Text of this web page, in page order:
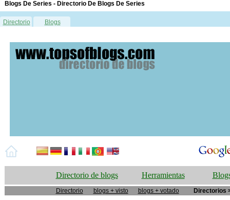
Blogs De Series - Directorio De Blogs De Series
Directorio Blogs
Directorio de blogs Herramientas
Directorio blogs + visto blogs + votado
Directorios